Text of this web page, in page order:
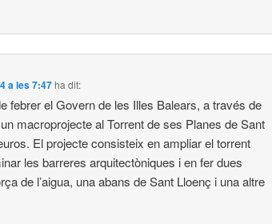
a les 7:47ha dit:
febrer el Govern de les Illes Balears, a través de
macroprojecte al Torrent de ses Planes de Sant
El projecte consisteix en ampliar el torrent
les barreres arquitectòniques i en fer dues
de l’aigua, una abans de Sant Lloenç i una altre